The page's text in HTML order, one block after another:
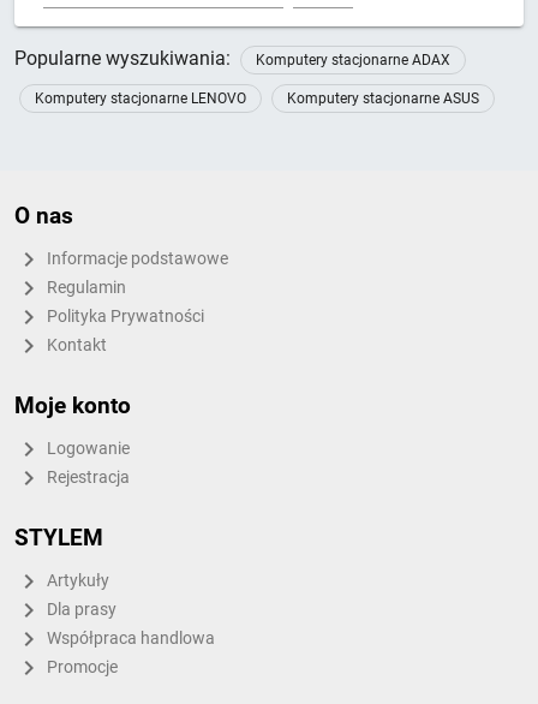
Popularne wyszukiwania: Komputery stacjonarne ADAX
Komputery stacjonarne LENOVO Komputery stacjonarne ASUS
O nas
Informacje podstawowe
Regulamin
Polityka Prywatności
Kontakt
Moje konto
Logowanie
Rejestracja
STYLEM
Artykuły
Dla prasy
Współpraca handlowa
Promocje